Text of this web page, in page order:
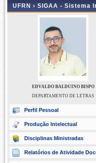
UFRN › SIGAA - Sistema
EDVALDO BALDUINO BISPO
DEPARTAMENTO DE LETRAS
Perfil Pessoal
Produção Intelectual
Disciplinas Ministradas
Relatórios de Atividade